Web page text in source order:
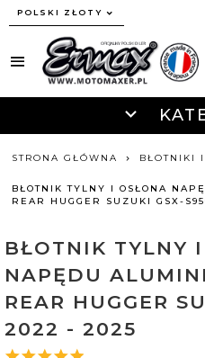
currency_h
POLSKI ZŁOTY
STRONA GŁÓWNA BŁOTNIKI
BŁOTNIK TYLNY I OSŁONA
REAR HUGGER SUZUKI GSX-
BŁOTNIK TYLNY
NAPĘDU
REAR HUGGER
2022 - 2025